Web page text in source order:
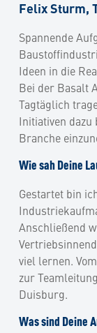
Felix Sturm,
Spannende
Ideen in die
Bei der Basalt
Tagtäglich
Initiativen
Branche
Wie sah Deine
Gestartet bin
Anschließend
viel lernen.
zur
Duisburg.
Was sind Deine